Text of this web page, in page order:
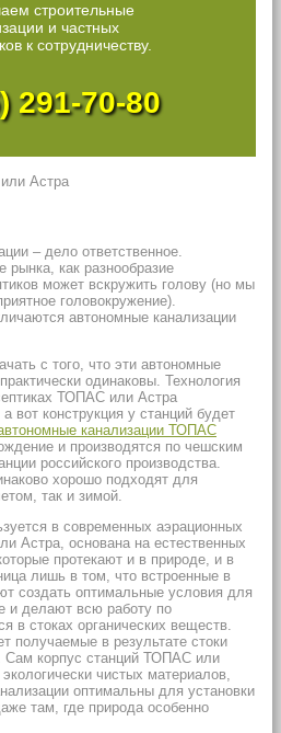
строительные
и частных
к сотрудничеству.
291-70-80
Астра
– дело ответственное.
рынка, как разнообразие
может вскружить голову (но мы
головокружение).
автономные канализации
с того, что эти автономные
одинаковы. Технология
ТОПАС или Астра
вот конструкция у станций будет
канализации ТОПАС
и производятся по чешским
российского производства.
хорошо подходят для
так и зимой.
в современных аэрационных
Астра, основана на естественных
протекают и в природе, и в
лишь в том, что встроенные в
создать оптимальные условия для
и делают всю работу по
стоках органических веществ.
получаемые в результате стоки
Сам корпус станций ТОПАС или
чистых материалов,
оптимальны для установки
там, где природа особенно